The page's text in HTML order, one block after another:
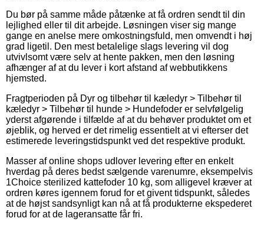
Du bør på samme måde påtænke at få ordren sendt til din
lejlighed eller til dit arbejde. Løsningen viser sig mange
gange en anelse mere omkostningsfuld, men omvendt i høj
grad ligetil. Den mest betalelige slags levering vil dog
utvivlsomt være selv at hente pakken, men den løsning
afhænger af at du lever i kort afstand af webbutikkens
hjemsted.
Fragtperioden på Dyr og tilbehør til kæledyr > Tilbehør til
kæledyr > Tilbehør til hunde > Hundefoder er selvfølgelig
yderst afgørende i tilfælde af at du behøver produktet om et
øjeblik, og herved er det rimelig essentielt at vi efterser det
estimerede leveringstidspunkt ved det respektive produkt.
Masser af online shops udlover levering efter en enkelt
hverdag på deres bedst sælgende varenumre, eksempelvis
1Choice sterilized kattefoder 10 kg, som alligevel kræver at
ordren køres igennem forud for et givent tidspunkt, således
at de højst sandsynligt kan nå at få produkterne ekspederet
forud for at de lageransatte får fri.